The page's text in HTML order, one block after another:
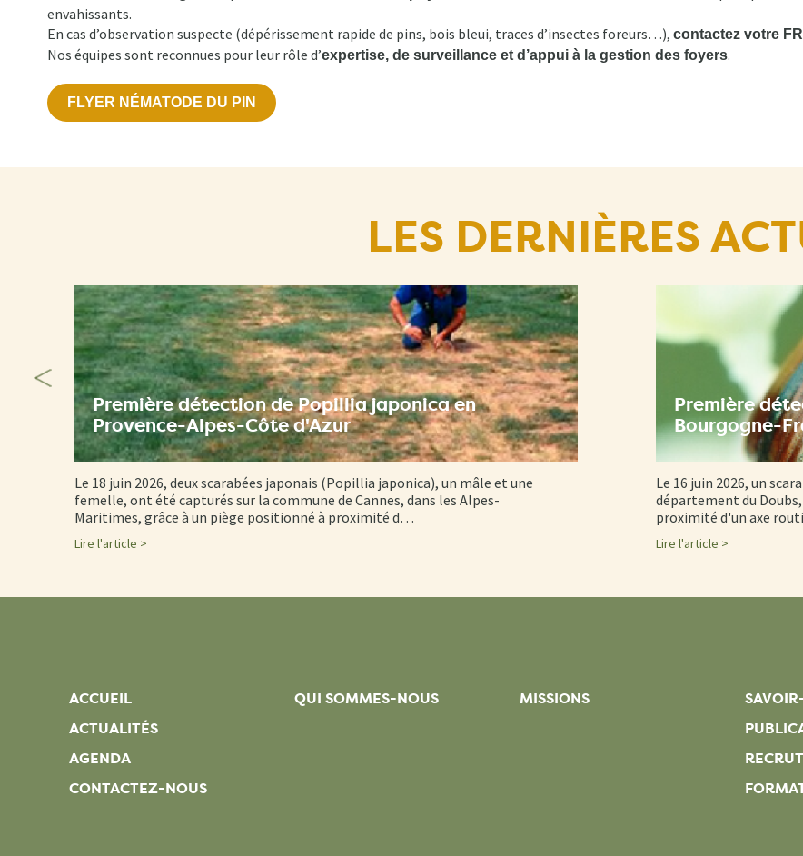
envahissants.
En cas d’observation suspecte (dépérissement rapide de pins, bois bleui, traces d’insectes foreurs…), contactez votre
Nos équipes sont reconnues pour leur rôle d’expertise, de surveillance et d’appui à la gestion des foyers.
FLYER NÉMATODE DU PIN
LES DERNIÈRES
Première détection de Popillia japonica en
Provence-Alpes-Côte d'Azur
Le 18 juin 2026, deux scarabées japonais (Popillia japonica), un mâle et une
femelle, ont été capturés sur la commune de Cannes, dans les Alpes-
Maritimes, grâce à un piège positionné à proximité d…
Lire l'article >
Première
Bourgogne-
Le 16 juin 2026, un
département du
proximité d'un axe
Lire l'article >
ACCUEIL
ACTUALITÉS
AGENDA
CONTACTEZ-NOUS
QUI SOMMES-NOUS MISSIONS